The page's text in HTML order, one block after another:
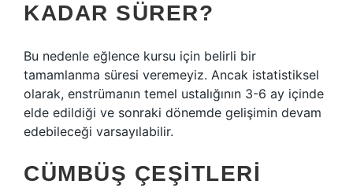
KADAR SÜRER?
Bu nedenle eğlence kursu için belirli bir
tamamlanma süresi veremeyiz. Ancak istatistiksel
olarak, enstrümanın temel ustalığının 3-6 ay içinde
elde edildiği ve sonraki dönemde gelişimin devam
edebileceği varsayılabilir.
CÜMBÜŞ ÇEŞITLERI